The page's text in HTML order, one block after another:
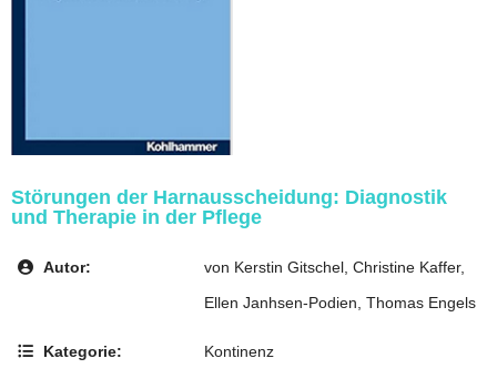
Störungen der Harnausscheidung: Diagnostik
und Therapie in der Pflege
Autor:
von Kerstin Gitschel, Christine Kaffer,
Ellen Janhsen-Podien, Thomas Engels
Kategorie: Kontinenz